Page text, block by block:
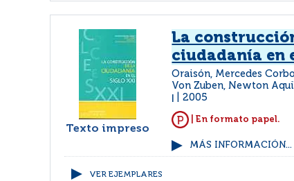
Texto impreso
La
ciudadanía en
Oraisón, Mercedes
Von Zuben, Newton
2005
| En formato papel.
MÁS INFORMACIÓN...
VER EJEMPLARES